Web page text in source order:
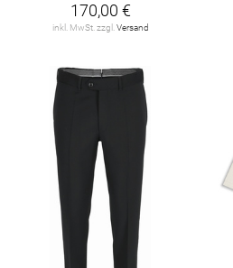
170,00 €
inkl. MwSt. zzgl. Versand